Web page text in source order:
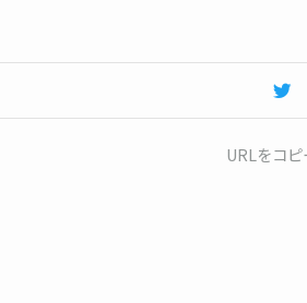
URLをコピ